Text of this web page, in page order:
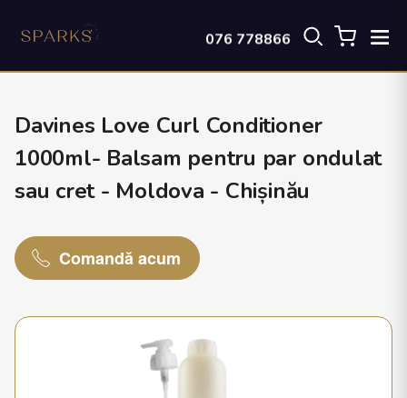
076 778866
Davines Love Curl Conditioner
1000ml- Balsam pentru par ondulat
sau cret - Moldova - Chișinău
Comandă acum